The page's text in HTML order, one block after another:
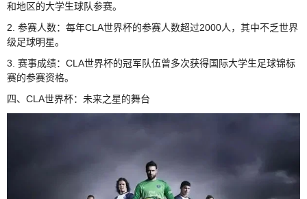
和地区的大学生球队参赛。
2. 参赛人数：每年CLA世界杯的参赛人数超过2000人，其中不乏世界
级足球明星。
3. 赛事成绩：CLA世界杯的冠军队伍曾多次获得国际大学生足球锦标
赛的参赛资格。
四、CLA世界杯：未来之星的舞台